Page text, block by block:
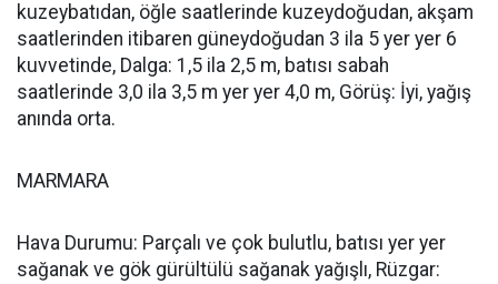
kuzeybatıdan, öğle saatlerinde kuzeydoğudan, akşam
saatlerinden itibaren güneydoğudan 3 ila 5 yer yer 6
kuvvetinde, Dalga: 1,5 ila 2,5 m, batısı sabah
saatlerinde 3,0 ila 3,5 m yer yer 4,0 m, Görüş: İyi, yağış
anında orta.
MARMARA
Hava Durumu: Parçalı ve çok bulutlu, batısı yer yer
sağanak ve gök gürültülü sağanak yağışlı, Rüzgar: